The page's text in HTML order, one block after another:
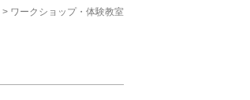
> ワークショップ・体験教室